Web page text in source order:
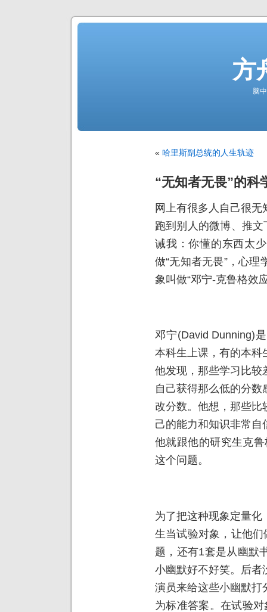
方
脑
« 哈里斯副总统的人生轨迹
“无知者无畏”的科
网上有很多人自己很
跑到别人的微博、推文
诫我：你懂的东西太
做“无知者无畏”，心
象叫做“邓宁-克鲁格效
邓宁(David Dunning)
本科生上课，有的本科
他发现，那些学习比较
自己获得那么低的分
改分数。他想，那些比
己的能力和知识非常
他就跟他的研究生克
这个问题。
为了把这种现象定量
生当试验对象，让他
题，还有1套是从幽默
小幽默好不好笑。后者
演员来给这些小幽默打
为标准答案。在试验